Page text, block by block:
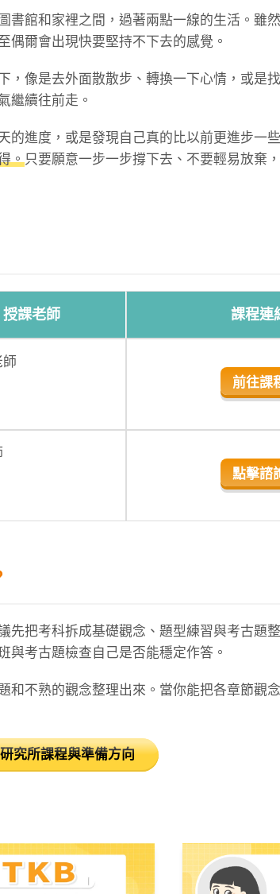
館和家裡之間，過著兩點一線的生活。雖
偶爾會出現快要堅持不下去的感覺。
像是去外面散散步、轉換一下心情，或是
繼續往前走。
進度，或是發現自己真的比以前更進步一
。只要願意一步一步撐下去、不要輕易放棄
授課老師 課程連
師
前往課
點擊諮
把考科拆成基礎觀念、題型練習與考古題
與考古題檢查自己是否能穩定作答。
不熟的觀念整理出來。當你能把各章節觀
究所課程與準備方向